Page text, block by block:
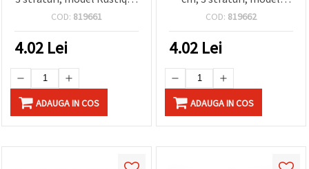
Noel – 1 bucată
COD: 819661
4.02 Lei
ADAUGA IN COS
Gnom și Ren – 1 bucată
COD: 819662
4.02 Lei
ADAUGA IN COS